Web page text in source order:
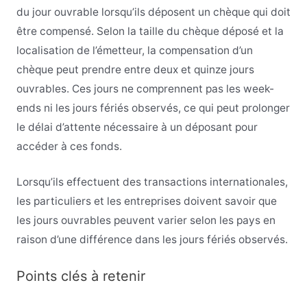
du jour ouvrable lorsqu’ils déposent un chèque qui doit
être compensé. Selon la taille du chèque déposé et la
localisation de l’émetteur, la compensation d’un
chèque peut prendre entre deux et quinze jours
ouvrables. Ces jours ne comprennent pas les week-
ends ni les jours fériés observés, ce qui peut prolonger
le délai d’attente nécessaire à un déposant pour
accéder à ces fonds.
Lorsqu’ils effectuent des transactions internationales,
les particuliers et les entreprises doivent savoir que
les jours ouvrables peuvent varier selon les pays en
raison d’une différence dans les jours fériés observés.
Points clés à retenir